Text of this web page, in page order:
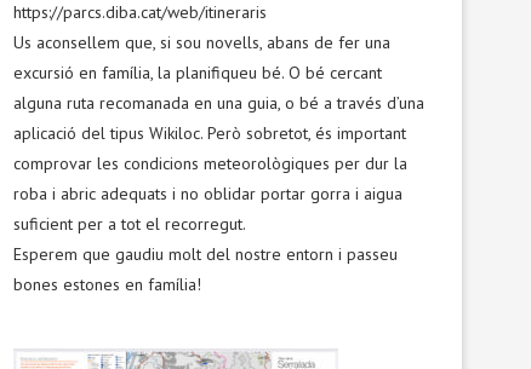
https://parcs.diba.cat/web/itineraris
Us aconsellem que, si sou novells, abans de fer una
excursió en família, la planifiqueu bé. O bé cercant
alguna ruta recomanada en una guia, o bé a través d’una
aplicació del tipus Wikiloc. Però sobretot, és important
comprovar les condicions meteorològiques per dur la
roba i abric adequats i no oblidar portar gorra i aigua
suficient per a tot el recorregut.
Esperem que gaudiu molt del nostre entorn i passeu
bones estones en família!